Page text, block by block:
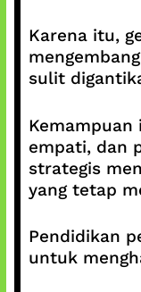
Karena itu,
sulit
empati, dan
strategis
yang tetap
Pendidikan
untuk